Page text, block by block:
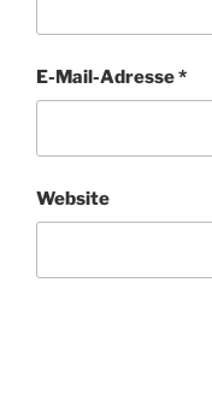
E-Mail-Adresse*
Website